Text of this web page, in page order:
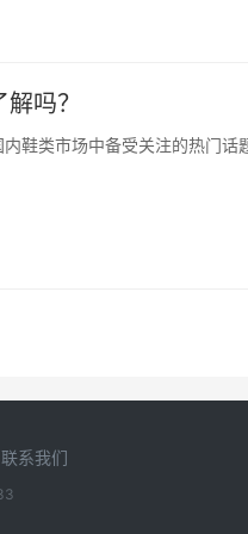
吗？
鞋类市场中备受关注的热门话
联系我们